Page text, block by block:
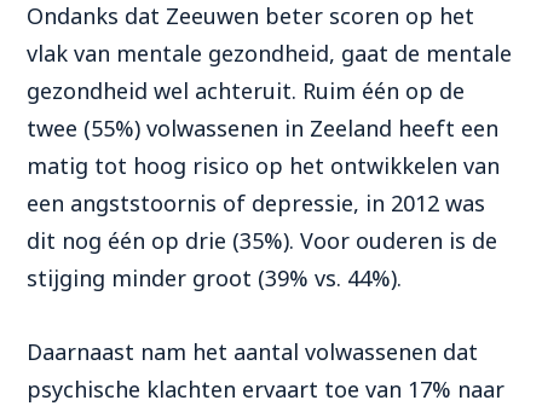
Ondanks dat Zeeuwen beter scoren op het
vlak van mentale gezondheid, gaat de mentale
gezondheid wel achteruit. Ruim één op de
twee (55%) volwassenen in Zeeland heeft een
matig tot hoog risico op het ontwikkelen van
een angststoornis of depressie, in 2012 was
dit nog één op drie (35%). Voor ouderen is de
stijging minder groot (39% vs. 44%).
Daarnaast nam het aantal volwassenen dat
psychische klachten ervaart toe van 17% naar